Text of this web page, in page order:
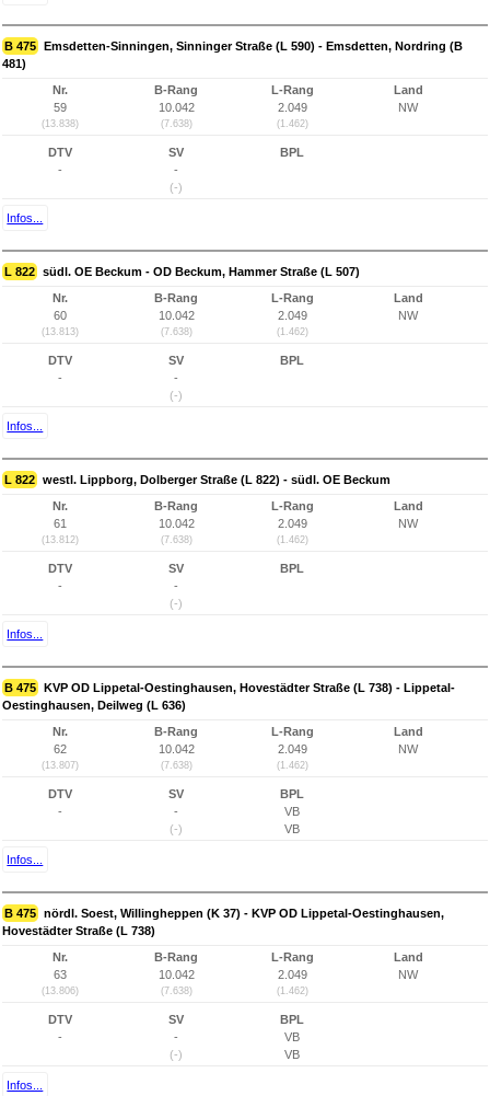
B 475 Emsdetten-Sinningen, Sinninger Straße (L 590) - Emsdetten, Nordring (B
481)
Nr.
59
(13.838)
B-Rang
10.042
(7.638)
L-Rang
2.049
(1.462)
Land
NW
DTV
-
SV
-
(-)
BPL
Infos...
L 822 südl. OE Beckum - OD Beckum, Hammer Straße (L 507)
Nr.
60
(13.813)
B-Rang
10.042
(7.638)
L-Rang
2.049
(1.462)
Land
NW
DTV
-
SV
-
(-)
BPL
Infos...
L 822 westl. Lippborg, Dolberger Straße (L 822) - südl. OE Beckum
Nr.
61
(13.812)
B-Rang
10.042
(7.638)
L-Rang
2.049
(1.462)
Land
NW
DTV
-
SV
-
(-)
BPL
Infos...
B 475 KVP OD Lippetal-Oestinghausen, Hovestädter Straße (L 738) - Lippetal-
Oestinghausen, Deilweg (L 636)
Nr.
62
(13.807)
B-Rang
10.042
(7.638)
L-Rang
2.049
(1.462)
Land
NW
DTV
-
SV
-
(-)
BPL
VB
VB
Infos...
B 475 nördl. Soest, Willingheppen (K 37) - KVP OD Lippetal-Oestinghausen,
Hovestädter Straße (L 738)
Nr.
63
(13.806)
B-Rang
10.042
(7.638)
L-Rang
2.049
(1.462)
Land
NW
DTV
-
SV
-
(-)
BPL
VB
VB
Infos...